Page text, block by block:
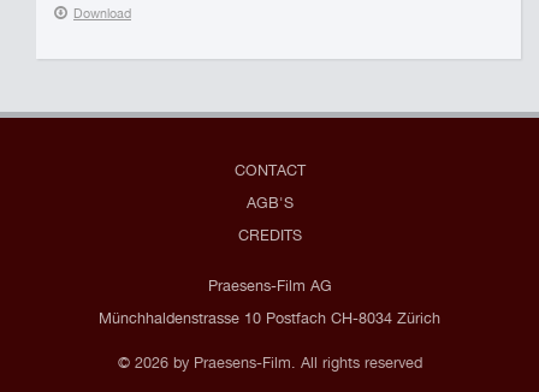
Download
CONTACT
AGB'S
CREDITS
Praesens-Film AG
Münchhaldenstrasse 10 Postfach CH-8034 Zürich
© 2026 by Praesens-Film. All rights reserved